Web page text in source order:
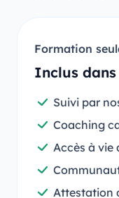
Formation
Inclus
Suivi par
Coaching
Accès à vie
Attestation